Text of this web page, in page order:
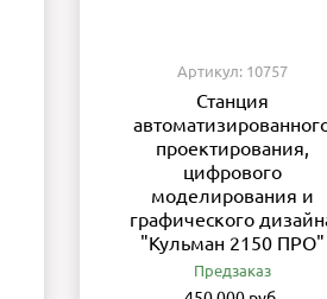
Артикул: 10757
Станция
проектирования,
цифрового
моделирования и
графического
"Кульман 2150 ПРО"
Предзаказ